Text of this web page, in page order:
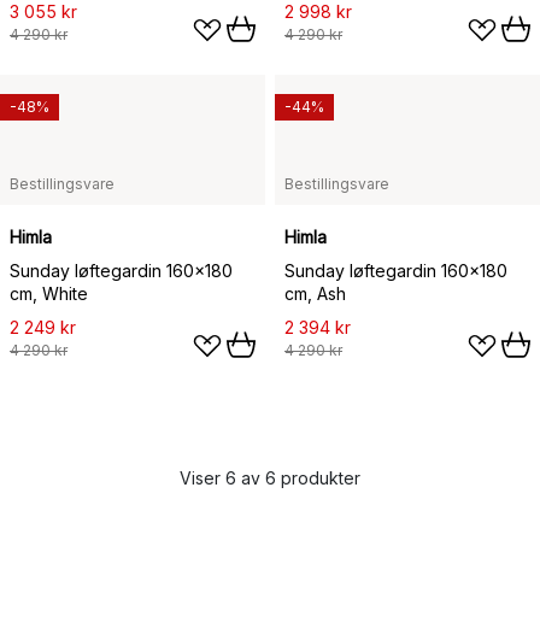
3 055 kr
4 290 kr
2 998 kr
4 290 kr
Bestillingsvare
Himla
Sunday løftegardin 160x180
cm, White
2 249 kr
4 290 kr
-48%
Bestillingsvare
Himla
Sunday løftegardin 160x180
cm, Ash
2 394 kr
4 290 kr
-44%
Viser 6 av 6 produkter